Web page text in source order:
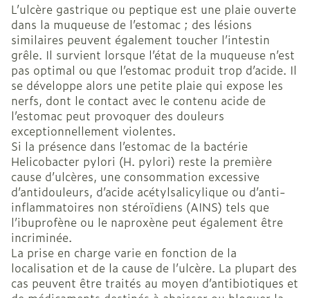
L’ulcère gastrique ou peptique est une plaie ouverte
dans la muqueuse de l’estomac ; des lésions
similaires peuvent également toucher l’intestin
grêle. Il survient lorsque l’état de la muqueuse n’est
pas optimal ou que l’estomac produit trop d’acide. Il
se développe alors une petite plaie qui expose les
nerfs, dont le contact avec le contenu acide de
l’estomac peut provoquer des douleurs
exceptionnellement violentes.
Si la présence dans l’estomac de la bactérie
Helicobacter pylori (H. pylori) reste la première
cause d’ulcères, une consommation excessive
d’antidouleurs, d’acide acétylsalicylique ou d’anti-
inflammatoires non stéroïdiens (AINS) tels que
l’ibuprofène ou le naproxène peut également être
incriminée.
La prise en charge varie en fonction de la
localisation et de la cause de l’ulcère. La plupart des
cas peuvent être traités au moyen d’antibiotiques et